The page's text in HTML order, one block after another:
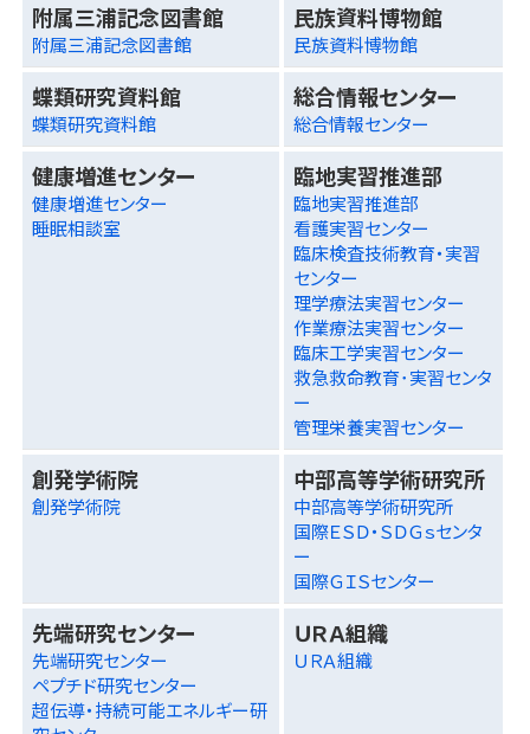
附属三浦記念図書館
附属三浦記念図書館
民族資料博物館
民族資料博物館
蝶類研究資料館
蝶類研究資料館
総合情報センター
総合情報センター
健康増進センター
健康増進センター
睡眠相談室
臨地実習推進部
臨地実習推進部
看護実習センター
臨床検査技術教育・実習
センター
理学療法実習センター
作業療法実習センター
臨床工学実習センター
救急救命教育･実習センタ
ー
管理栄養実習センター
創発学術院
創発学術院
中部高等学術研究所
中部高等学術研究所
国際ＥＳＤ・ＳＤＧｓセンタ
ー
国際ＧＩＳセンター
先端研究センター
先端研究センター
ペプチド研究センター
超伝導・持続可能エネルギー研
ＵＲＡ組織
ＵＲＡ組織